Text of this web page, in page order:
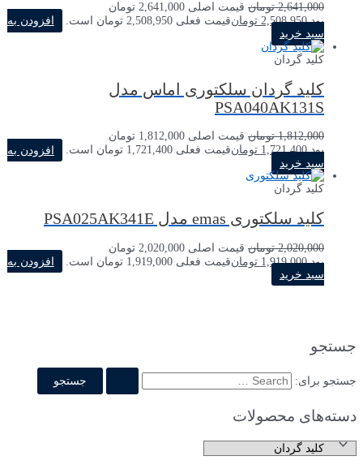
جستجو
جستجو برای:
دسته‌های محصولات
2,641,000 تومان
قیمت اصلی 2,641,000 تومان
بود.2,508,950 تومانقیمت فعلی 2,508,950 تومان است.
افزودن به
سبد خرید
کلید گردان
کلید گردان سلکتوری اماس مدل
PSA040AK131S
1,812,000 تومان
قیمت اصلی 1,812,000 تومان
بود.1,721,400 تومانقیمت فعلی 1,721,400 تومان است.
افزودن به
سبد خرید
کلید گردان
کلید سلکتوری emas مدل PSA025AK341E
2,020,000 تومان
قیمت اصلی 2,020,000 تومان
بود.1,919,000 تومانقیمت فعلی 1,919,000 تومان است.
افزودن به
سبد خرید